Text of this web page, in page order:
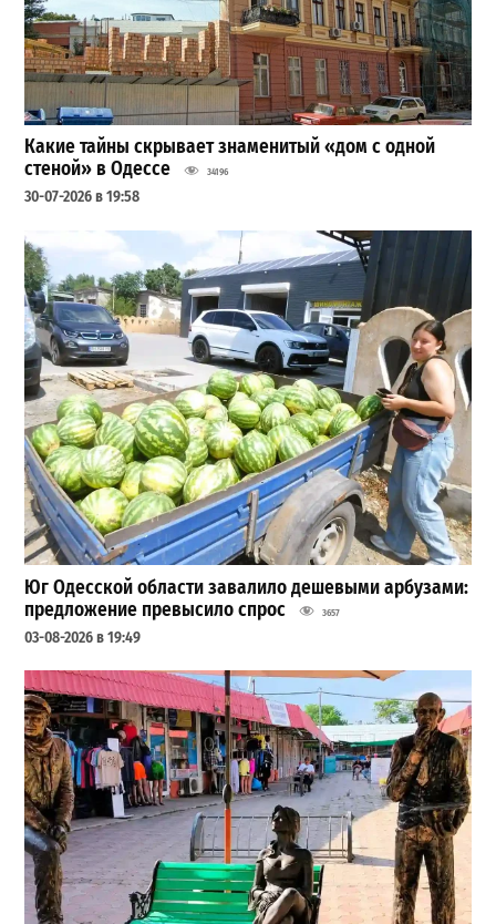
Какие тайны скрывает знаменитый «дом с одной
стеной» в Одессе
34196
30-07-2026 в 19:58
Юг Одесской области завалило дешевыми арбузами:
предложение превысило спрос
3657
03-08-2026 в 19:49